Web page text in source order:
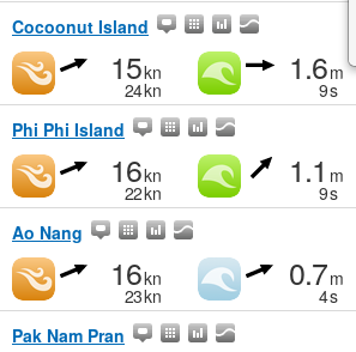
Cocoonut Island
15kn
24kn
1.6m
9s
Phi Phi Island
16kn
22kn
1.1 m
9s
Ao Nang
16kn
23kn
0.7m
4s
Pak Nam Pran